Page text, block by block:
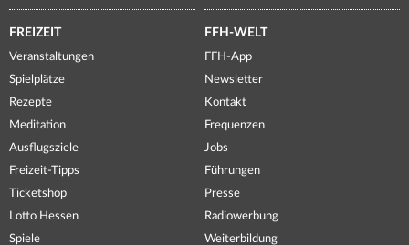
FREIZEIT
Veranstaltungen
Spielplätze
Rezepte
Meditation
Ausflugsziele
Freizeit-Tipps
Ticketshop
Lotto Hessen
Spiele
FFH-WELT
FFH-App
Newsletter
Kontakt
Frequenzen
Jobs
Führungen
Presse
Radiowerbung
Weiterbildung